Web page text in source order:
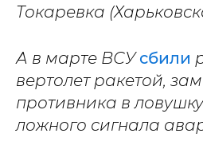
Токаревка
А в марте ВСУсбили
вертолет ракетой,
противника в
ложного сигнала